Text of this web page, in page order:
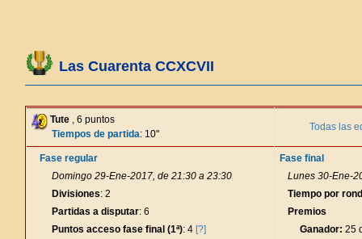
Las Cuarenta CCXCVII
Tute , 6 puntos
Tiempos de partida: 10"
Todas las
Fase regular
Domingo 29-Ene-2017, de 21:30 a 23:30
Divisiones: 2
Partidas a disputar: 6
Puntos acceso fase final (1ª): 4 [?]
Fase final
Lunes 30-Ene-
Tiempo por
Premios
Ganador: 25